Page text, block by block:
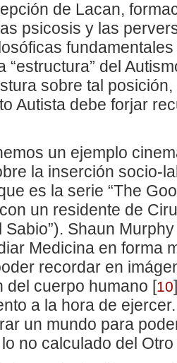
de Lacan,
psicosis y las
“estructura” del
sobre tal
Autista debe forjar
un ejemplo
la inserción socio-
es la serie “The
un residente de
Sabio”). Shaun
Medicina en forma
recordar en
del cuerpo humano [10]
a la hora de
un mundo para
no calculado del